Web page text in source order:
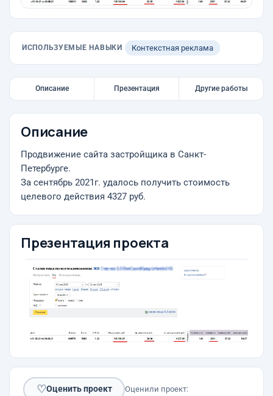
ИСПОЛЬЗУЕМЫЕ НАВЫКИ Контекстная реклама
Описание Презентация Другие работы
Описание
Продвижение сайта застройщика в Санкт-
Петербурге.
За сентябрь 2021г. удалось получить стоимость
целевого действия 4327 руб.
Презентация проекта
♡Оценить проект Оценили проект: